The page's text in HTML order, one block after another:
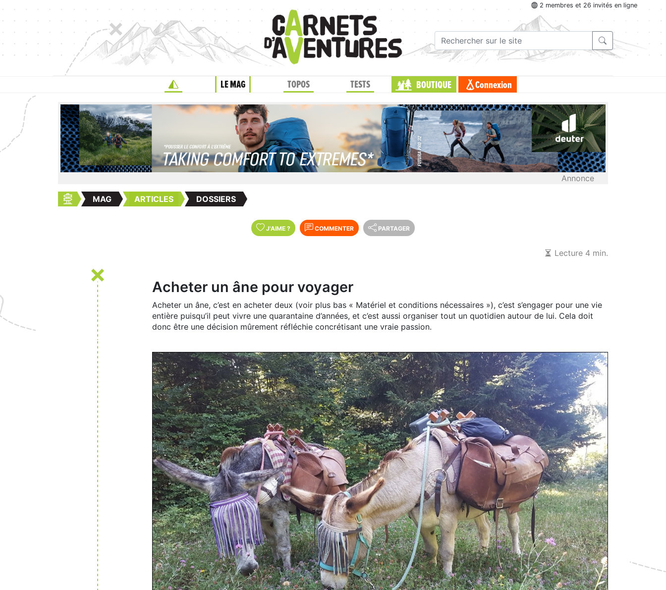
2 membres et 26 invités en ligne
LE MAG TOPOS TESTS BOUTIQUE Connexion
Annonce
MAG ARTICLES DOSSIERS
J'AIME ? COMMENTER PARTAGER
Lecture 4 min.
Acheter un âne pour voyager
Acheter un âne, c’est en acheter deux (voir plus bas « Matériel et conditions nécessaires »), c’est s’engager pour une vie
entière puisqu’il peut vivre une quarantaine d’années, et c’est aussi organiser tout un quotidien autour de lui. Cela doit
donc être une décision mûrement réfléchie concrétisant une vraie passion.